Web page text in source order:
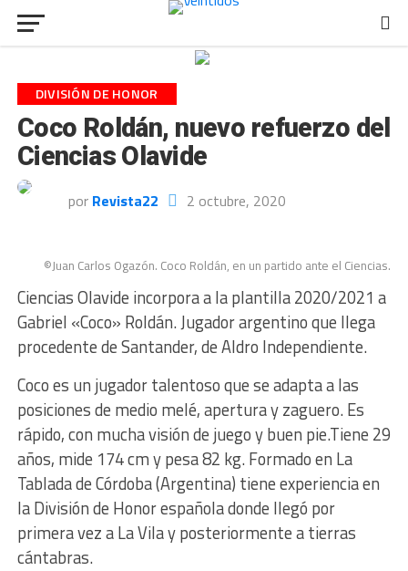
DIVISIÓN DE HONOR
Coco Roldán, nuevo refuerzo del
Ciencias Olavide
por Revista22 2 octubre, 2020
©Juan Carlos Ogazón. Coco Roldán, en un partido ante el Ciencias.
Ciencias Olavide incorpora a la plantilla 2020/2021 a
Gabriel «Coco» Roldán. Jugador argentino que llega
procedente de Santander, de Aldro Independiente.
Coco es un jugador talentoso que se adapta a las
posiciones de medio melé, apertura y zaguero. Es
rápido, con mucha visión de juego y buen pie.Tiene 29
años, mide 174 cm y pesa 82 kg. Formado en La
Tablada de Córdoba (Argentina) tiene experiencia en
la División de Honor española donde llegó por
primera vez a La Vila y posteriormente a tierras
cántabras.